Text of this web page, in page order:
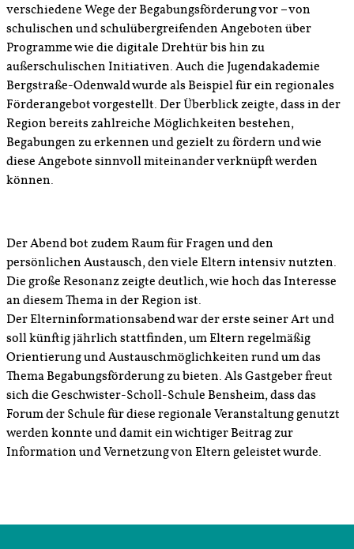
verschiedene Wege der Begabungsförderung vor – von
schulischen und schulübergreifenden Angeboten über
Programme wie die digitale Drehtür bis hin zu
außerschulischen Initiativen. Auch die Jugendakademie
Bergstraße-Odenwald wurde als Beispiel für ein regionales
Förderangebot vorgestellt. Der Überblick zeigte, dass in der
Region bereits zahlreiche Möglichkeiten bestehen,
Begabungen zu erkennen und gezielt zu fördern und wie
diese Angebote sinnvoll miteinander verknüpft werden
können.
Der Abend bot zudem Raum für Fragen und den
persönlichen Austausch, den viele Eltern intensiv nutzten.
Die große Resonanz zeigte deutlich, wie hoch das Interesse
an diesem Thema in der Region ist.
Der Elterninformationsabend war der erste seiner Art und
soll künftig jährlich stattfinden, um Eltern regelmäßig
Orientierung und Austauschmöglichkeiten rund um das
Thema Begabungsförderung zu bieten. Als Gastgeber freut
sich die Geschwister-Scholl-Schule Bensheim, dass das
Forum der Schule für diese regionale Veranstaltung genutzt
werden konnte und damit ein wichtiger Beitrag zur
Information und Vernetzung von Eltern geleistet wurde.